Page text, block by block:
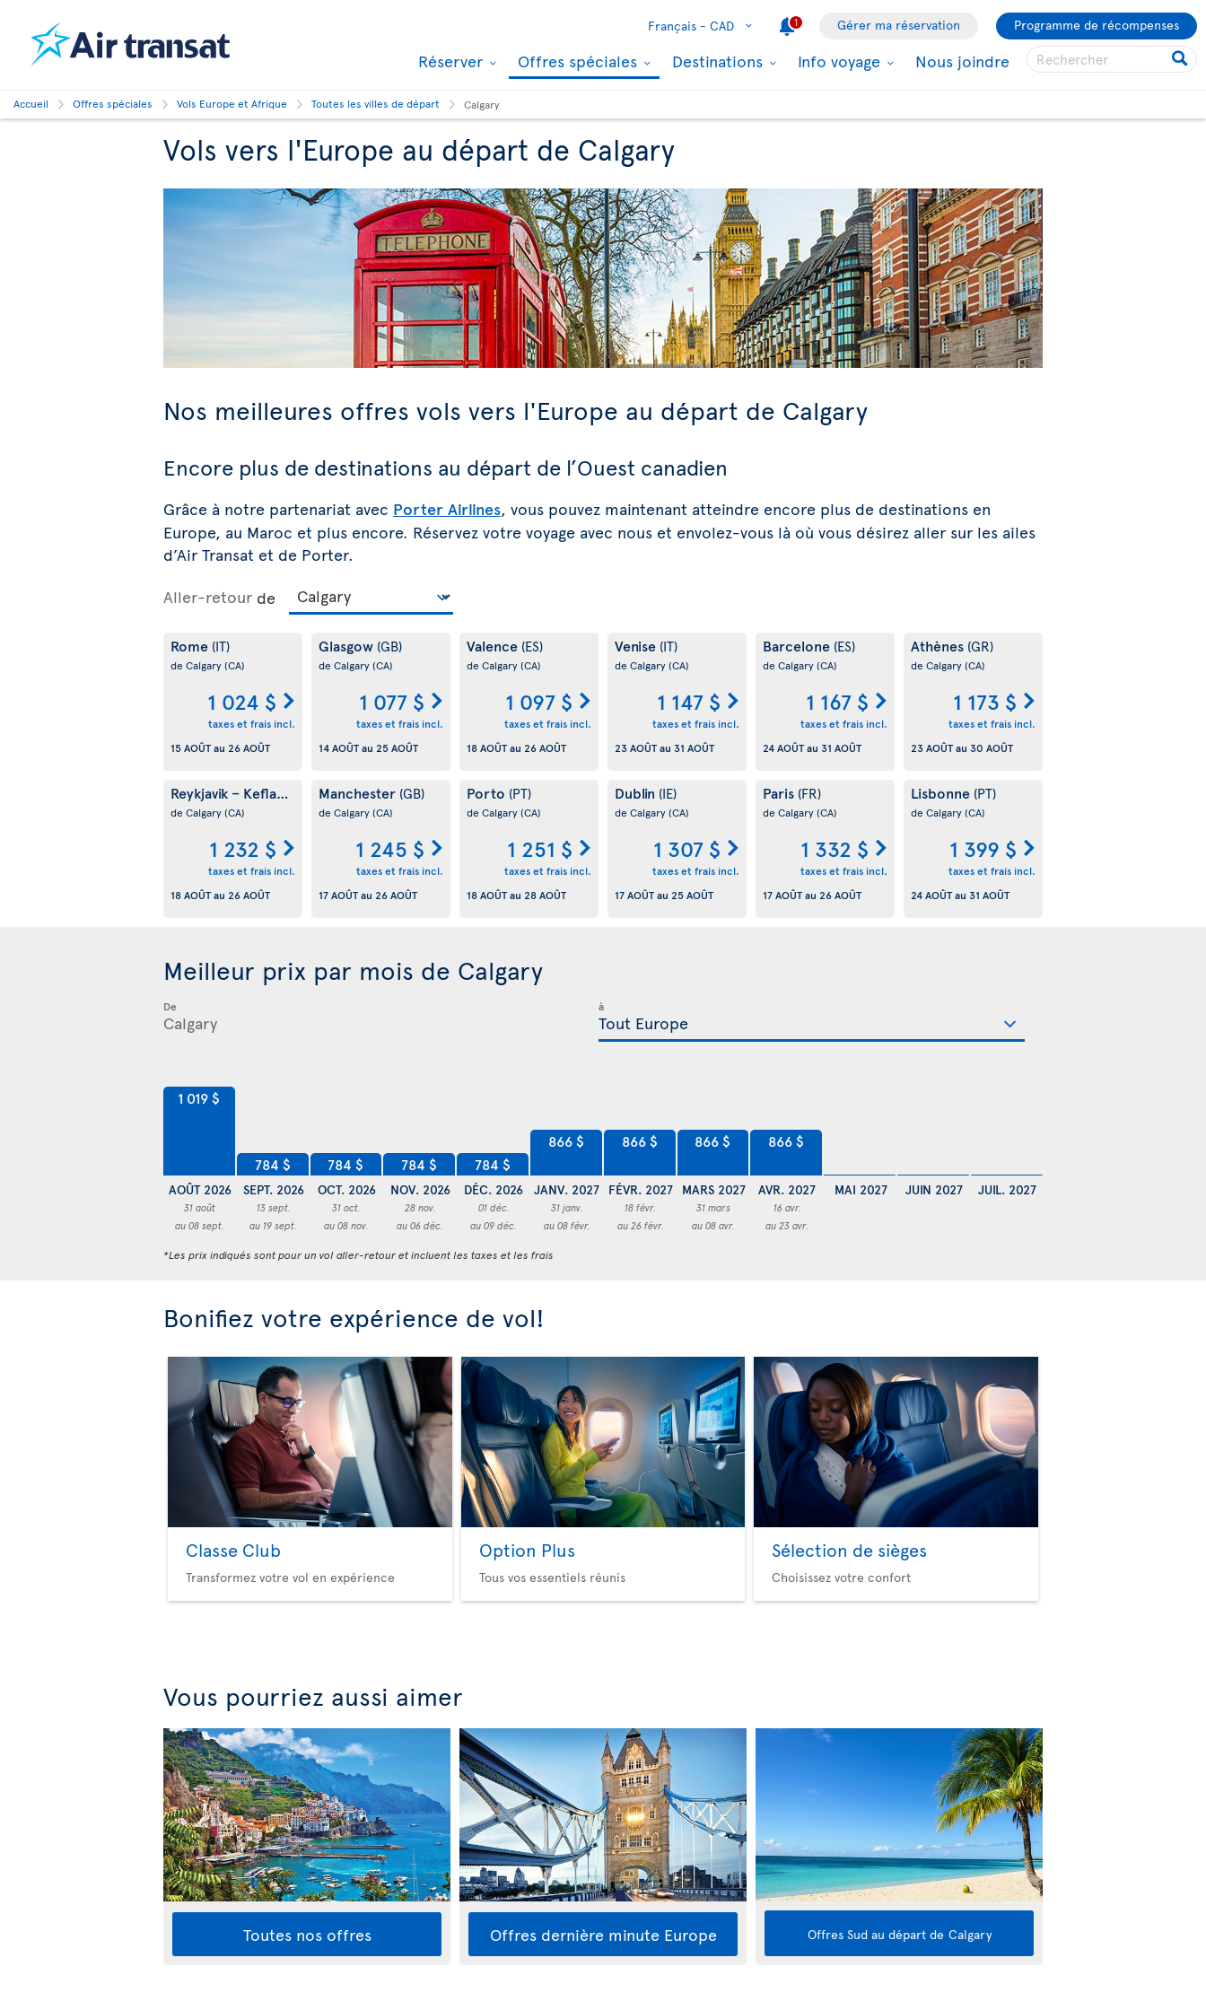
Français - CAD 1 Gérer ma réservation Programme de récompenses
Réserver Offres spéciales Destinations Info voyage Nous joindre
Accueil Offres spéciales Vols Europe et Afrique Toutes les villes de départ Calgary
Vols vers l'Europe au départ de Calgary
Nos meilleures offres vols vers l'Europe au départ de Calgary
Encore plus de destinations au départ de l’Ouest canadien
Grâce à notre partenariat avec Porter Airlines, vous pouvez maintenant atteindre encore plus de destinations en
Europe, au Maroc et plus encore. Réservez votre voyage avec nous et envolez-vous là où vous désirez aller sur les ailes
d’Air Transat et de Porter.
Aller-retour de
Rome (IT)
de Calgary(CA)
1 024 $
taxes et frais incl.
15 AOÛTau 26 AOÛT
Glasgow (GB)
de Calgary(CA)
1 077 $
taxes et frais incl.
14 AOÛTau 25 AOÛT
Valence (ES)
de Calgary(CA)
1 097 $
taxes et frais incl.
18 AOÛTau 26 AOÛT
Venise (IT)
de Calgary(CA)
1 147 $
taxes et frais incl.
23 AOÛTau 31 AOÛT
Barcelone (ES)
de Calgary(CA)
1 167 $
taxes et frais incl.
24 AOÛTau 31 AOÛT
Athènes (GR)
de Calgary(CA)
1 173 $
taxes et frais incl.
23 AOÛTau 30 AOÛT
Reykjavik – Keflavik
de Calgary(CA)
1 232 $
taxes et frais incl.
18 AOÛTau 26 AOÛT
Manchester (GB)
de Calgary(CA)
1 245 $
taxes et frais incl.
17 AOÛTau 26 AOÛT
Porto (PT)
de Calgary(CA)
1 251 $
taxes et frais incl.
18 AOÛTau 28 AOÛT
Dublin (IE)
de Calgary(CA)
1 307 $
taxes et frais incl.
17 AOÛTau 25 AOÛT
Paris (FR)
de Calgary(CA)
1 332 $
taxes et frais incl.
17 AOÛTau 26 AOÛT
Lisbonne (PT)
de Calgary(CA)
1 399 $
taxes et frais incl.
24 AOÛTau 31 AOÛT
Meilleur prix par mois de Calgary
De à
1 019 $
AOÛT 2026
31 août
au 08 sept.
784 $
SEPT. 2026
13 sept.
au 19 sept.
784 $
OCT. 2026
31 oct.
au 08 nov.
784 $
NOV. 2026
28 nov.
au 06 déc.
784 $
DÉC. 2026
01 déc.
au 09 déc.
866 $
JANV. 2027
31 janv.
au 08 févr.
866 $
FÉVR. 2027
18 févr.
au 26 févr.
866 $
MARS 2027
31 mars
au 08 avr.
866 $
AVR. 2027
16 avr.
au 23 avr.
MAI 2027 JUIN 2027 JUIL. 2027
*Les prix indiqués sont pour un vol aller-retour et incluent les taxes et les frais
Bonifiez votre expérience de vol!
Classe Club
Transformez votre vol en expérience
Option Plus
Tous vos essentiels réunis
Sélection de sièges
Choisissez votre confort
Vous pourriez aussi aimer
Toutes nos offres Offres dernière minute Europe Offres Sud au départ de Calgary